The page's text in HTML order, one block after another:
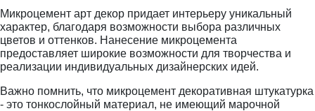
Микроцемент арт декор придает интерьеру уникальный
характер, благодаря возможности выбора различных
цветов и оттенков. Нанесение микроцемента
предоставляет широкие возможности для творчества и
реализации индивидуальных дизайнерских идей.
Важно помнить, что микроцемент декоративная штукатурка
- это тонкослойный материал, не имеющий марочной